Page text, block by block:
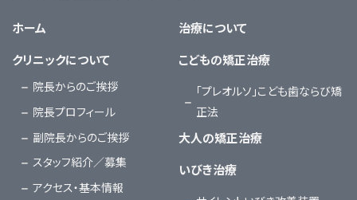
ホーム
クリニックについて
院長からのご挨拶
院長プロフィール
副院長からのご挨拶
スタッフ紹介／募集
アクセス・基本情報
治療について
こどもの矯正治療
「プレオルソ」こども歯ならび矯
正法
大人の矯正治療
いびき治療